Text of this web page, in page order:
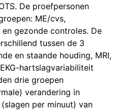
De proefpersonen
ME/cvs,
gezonde controles. De
tussen de 3
en staande houding, MRI,
hartslagvariabiliteit
drie groepen
verandering in
per minuut) van